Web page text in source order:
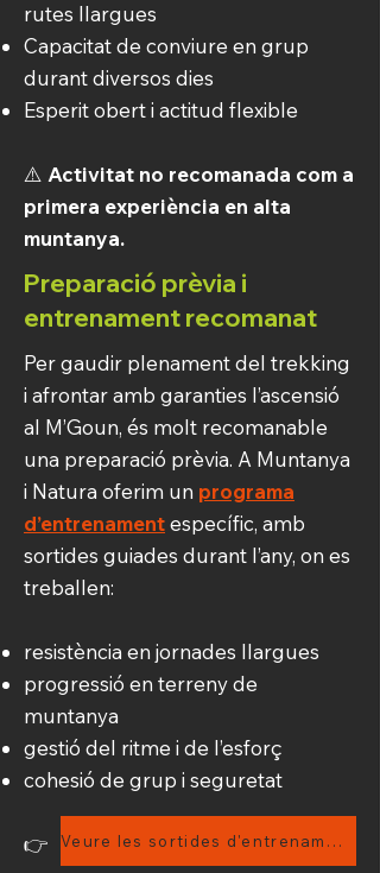
rutes llargues
Capacitat de conviure en grup
durant diversos dies
Esperit obert i actitud flexible
⚠️ Activitat no recomanada com a
primera experiència en alta
muntanya.
Preparació prèvia i
entrenament recomanat
Per gaudir plenament del trekking
i afrontar amb garanties l’ascensió
al M’Goun, és molt recomanable
una preparació prèvia. A Muntanya
i Natura oferim un programa
d’entrenamentespecífic, amb
sortides guiades durant l’any, on es
treballen:
resistència en jornades llargues
progressió en terreny de
muntanya
gestió del ritme i de l’esforç
cohesió de grup i seguretat
👉 Veure les sortides d'entrenament